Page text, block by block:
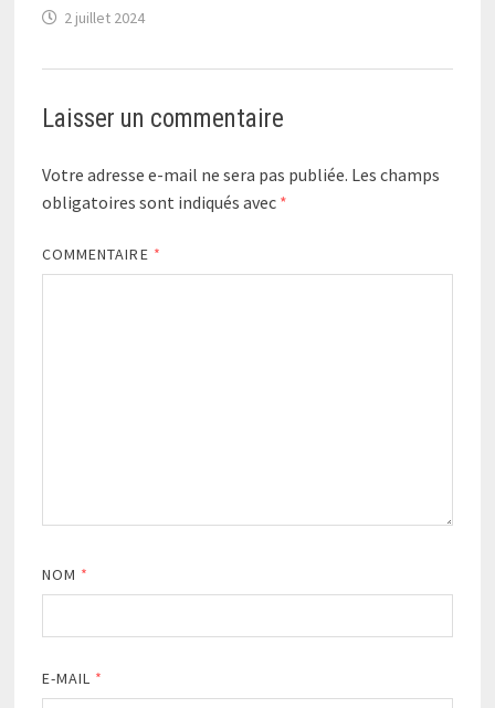
2 juillet 2024
Laisser un commentaire
Votre adresse e-mail ne sera pas publiée. Les champs
obligatoires sont indiqués avec *
COMMENTAIRE *
NOM *
E-MAIL *